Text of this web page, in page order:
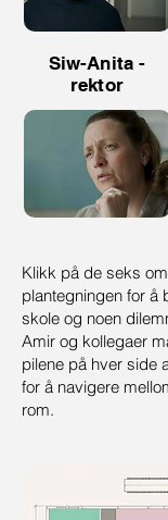
Siw-Anita -
rektor
Klikk på de seks
plantegningen for å
skole og noen
Amir og kollegaer
pilene på hver side
for å navigere
rom.